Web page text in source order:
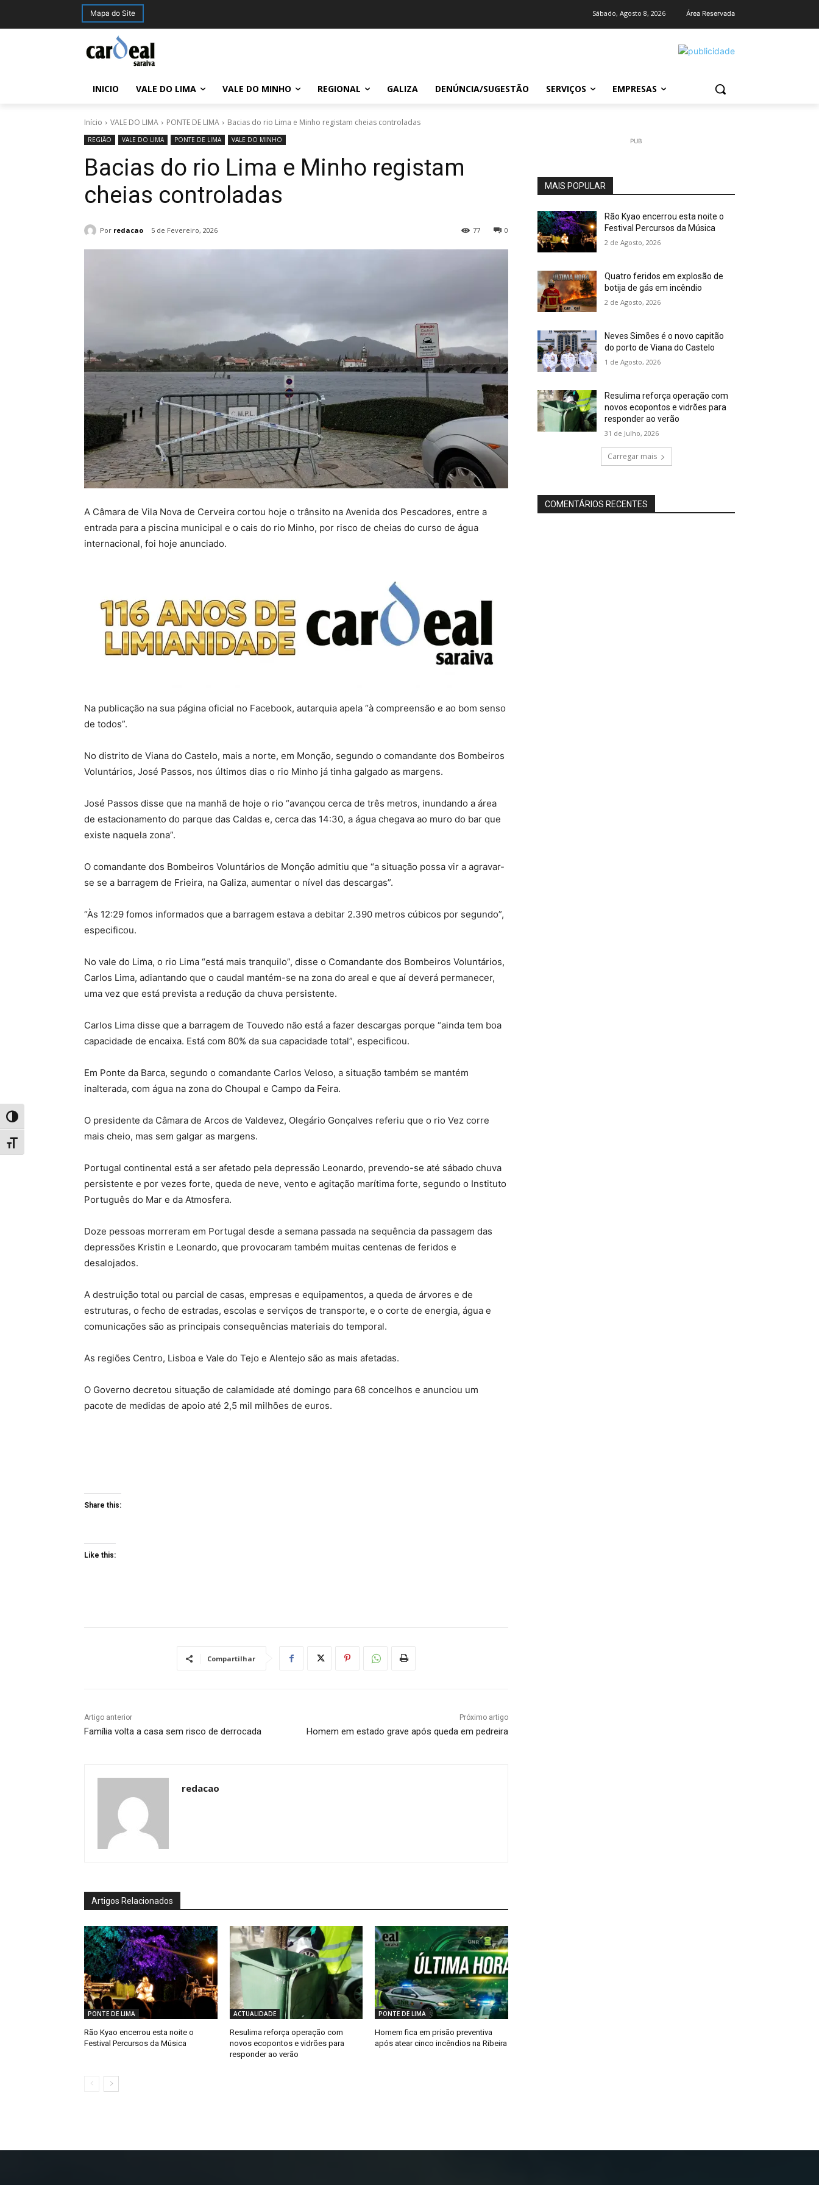
Toggle High Contrast
Toggle Font size
Mapa do Site Sábado, Agosto 8, 2026 Área Reservada
INICIO VALE DO LIMA VALE DO MINHO REGIONAL GALIZA DENÚNCIA/SUGESTÃO SERVIÇOS EMPRESAS
Início VALE DO LIMA PONTE DE LIMA Bacias do rio Lima e Minho registam cheias controladas
REGIÃO VALE DO LIMA PONTE DE LIMA VALE DO MINHO
Bacias do rio Lima e Minho registam
cheias controladas
Por redacao 5 de Fevereiro, 2026 0
77
A Câmara de Vila Nova de Cerveira cortou hoje o trânsito na Avenida dos Pescadores, entre a
entrada para a piscina municipal e o cais do rio Minho, por risco de cheias do curso de água
internacional, foi hoje anunciado.
Na publicação na sua página oficial no Facebook, autarquia apela “à compreensão e ao bom senso
de todos”.
No distrito de Viana do Castelo, mais a norte, em Monção, segundo o comandante dos Bombeiros
Voluntários, José Passos, nos últimos dias o rio Minho já tinha galgado as margens.
José Passos disse que na manhã de hoje o rio “avançou cerca de três metros, inundando a área
de estacionamento do parque das Caldas e, cerca das 14:30, a água chegava ao muro do bar que
existe naquela zona”.
O comandante dos Bombeiros Voluntários de Monção admitiu que “a situação possa vir a agravar-
se se a barragem de Frieira, na Galiza, aumentar o nível das descargas”.
“Às 12:29 fomos informados que a barragem estava a debitar 2.390 metros cúbicos por segundo”,
especificou.
No vale do Lima, o rio Lima “está mais tranquilo”, disse o Comandante dos Bombeiros Voluntários,
Carlos Lima, adiantando que o caudal mantém-se na zona do areal e que aí deverá permanecer,
uma vez que está prevista a redução da chuva persistente.
Carlos Lima disse que a barragem de Touvedo não está a fazer descargas porque “ainda tem boa
capacidade de encaixa. Está com 80% da sua capacidade total”, especificou.
Em Ponte da Barca, segundo o comandante Carlos Veloso, a situação também se mantém
inalterada, com água na zona do Choupal e Campo da Feira.
O presidente da Câmara de Arcos de Valdevez, Olegário Gonçalves referiu que o rio Vez corre
mais cheio, mas sem galgar as margens.
Portugal continental está a ser afetado pela depressão Leonardo, prevendo-se até sábado chuva
persistente e por vezes forte, queda de neve, vento e agitação marítima forte, segundo o Instituto
Português do Mar e da Atmosfera.
Doze pessoas morreram em Portugal desde a semana passada na sequência da passagem das
depressões Kristin e Leonardo, que provocaram também muitas centenas de feridos e
desalojados.
A destruição total ou parcial de casas, empresas e equipamentos, a queda de árvores e de
estruturas, o fecho de estradas, escolas e serviços de transporte, e o corte de energia, água e
comunicações são as principais consequências materiais do temporal.
As regiões Centro, Lisboa e Vale do Tejo e Alentejo são as mais afetadas.
O Governo decretou situação de calamidade até domingo para 68 concelhos e anunciou um
pacote de medidas de apoio até 2,5 mil milhões de euros.
Share this:
Like this:
Compartilhar
Artigo anterior
Família volta a casa sem risco de derrocada
Próximo artigo
Homem em estado grave após queda em pedreira
redacao
Artigos Relacionados
PONTE DE LIMA
Rão Kyao encerrou esta noite o
Festival Percursos da Música
ACTUALIDADE
Resulima reforça operação com
novos ecopontos e vidrões para
responder ao verão
PONTE DE LIMA
Homem fica em prisão preventiva
após atear cinco incêndios na Ribeira
PUB
MAIS POPULAR
Rão Kyao encerrou esta noite o
Festival Percursos da Música
2 de Agosto, 2026
Quatro feridos em explosão de
botija de gás em incêndio
2 de Agosto, 2026
Neves Simões é o novo capitão
do porto de Viana do Castelo
1 de Agosto, 2026
Resulima reforça operação com
novos ecopontos e vidrões para
responder ao verão
31 de Julho, 2026
Carregar mais
COMENTÁRIOS RECENTES